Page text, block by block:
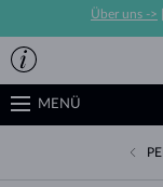
Über uns ->
MENÜ